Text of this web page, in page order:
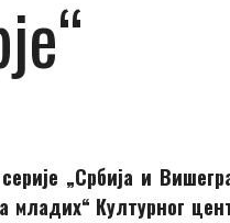
„Србија и
младих“ Културног